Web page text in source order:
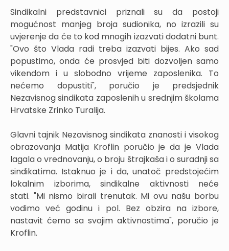
Sindikalni predstavnici priznali su da postoji
mogućnost manjeg broja sudionika, no izrazili su
uvjerenje da će to kod mnogih izazvati dodatni bunt.
"Ovo što Vlada radi treba izazvati bijes. Ako sad
popustimo, onda će prosvjed biti dozvoljen samo
vikendom i u slobodno vrijeme zaposlenika. To
nećemo dopustiti", poručio je predsjednik
Nezavisnog sindikata zaposlenih u srednjim školama
Hrvatske Zrinko Turalija.
Glavni tajnik Nezavisnog sindikata znanosti i visokog
obrazovanja Matija Kroflin poručio je da je Vlada
lagala o vrednovanju, o broju štrajkaša i o suradnji sa
sindikatima. Istaknuo je i da, unatoč predstojećim
lokalnim izborima, sindikalne aktivnosti neće
stati. "Mi nismo birali trenutak. Mi ovu našu borbu
vodimo već godinu i pol. Bez obzira na izbore,
nastavit ćemo sa svojim aktivnostima", poručio je
Kroflin.